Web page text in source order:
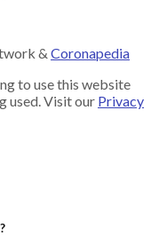
& Coronapedia
to use this website
used. Visit our Privacy